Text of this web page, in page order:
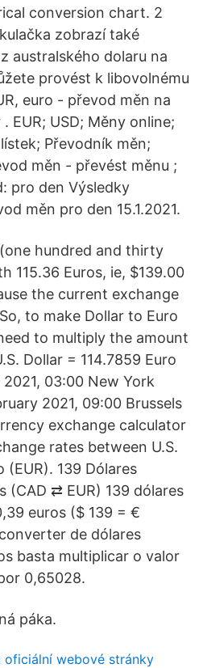
conversion chart. 2
zobrazí také
australského dolaru na
provést k libovolnému
euro - převod měn na
EUR; USD; Měny online;
Převodník měn;
měn - převést měnu ;
pro den Výsledky
měn pro den 15.1.2021.
hundred and thirty
115.36 Euros, ie, $139.00
the current exchange
to make Dollar to Euro
to multiply the amount
Dollar = 114.7859 Euro
03:00 New York
2021, 09:00 Brussels
exchange calculator
rates between U.S.
(EUR). 139 Dólares
(CAD ⇄ EUR) 139 dólares
euros ($ 139 = €
de dólares
basta multiplicar o valor
0,65028.
páka.
webové stránky